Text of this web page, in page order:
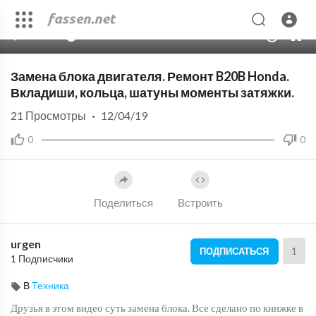
Замена блока двигателя. Ремонт B20B Honda.
Вкладиши, кольца, шатуны моменты затяжки.
0 0
21 Просмотры · 12/04/19
Поделиться Встроить
urgen
1 Подписчики
ПОДПИСАТЬСЯ 1
ВТехника
Друзья в этом видео суть замена блока. Все сделано по книжке в